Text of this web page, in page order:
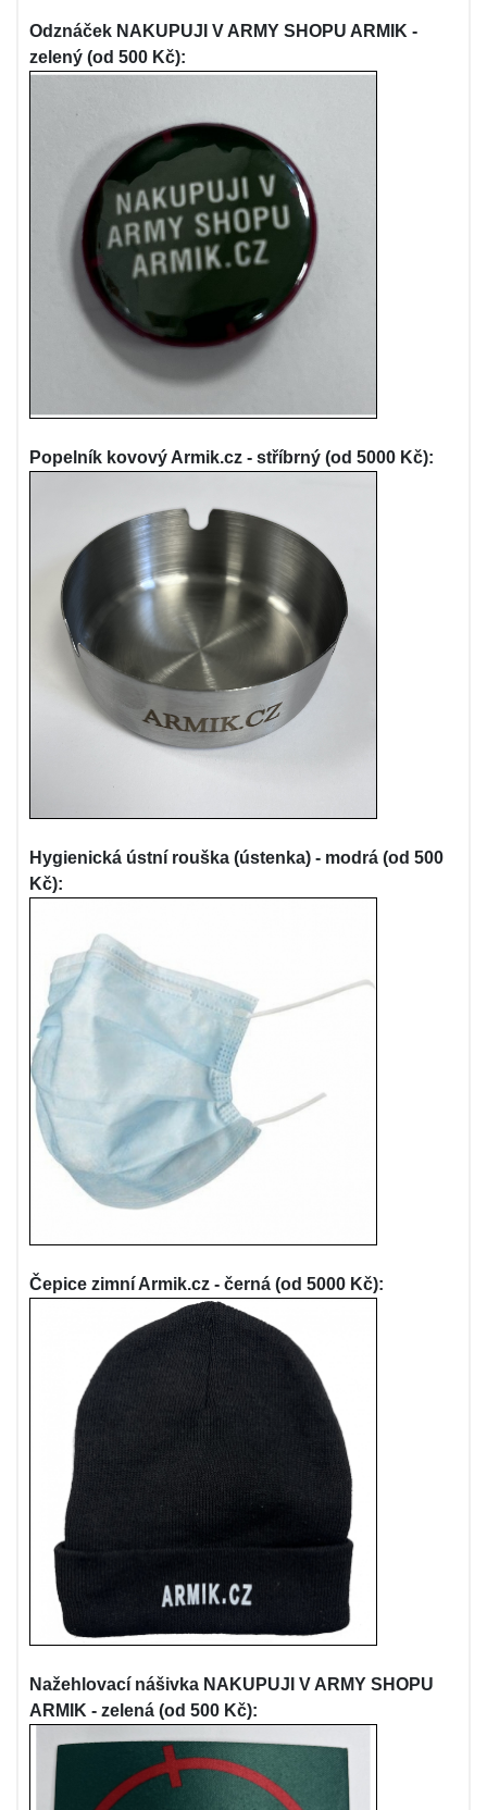
Odznáček NAKUPUJI V ARMY SHOPU ARMIK -
zelený (od 500 Kč):
Popelník kovový Armik.cz - stříbrný (od 5000 Kč):
Hygienická ústní rouška (ústenka) - modrá (od 500
Kč):
Čepice zimní Armik.cz - černá (od 5000 Kč):
Nažehlovací nášivka NAKUPUJI V ARMY SHOPU
ARMIK - zelená (od 500 Kč):